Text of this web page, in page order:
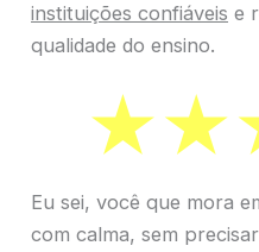
instituições confiáveis e
qualidade do ensino.
Eu sei, você que mora
com calma, sem